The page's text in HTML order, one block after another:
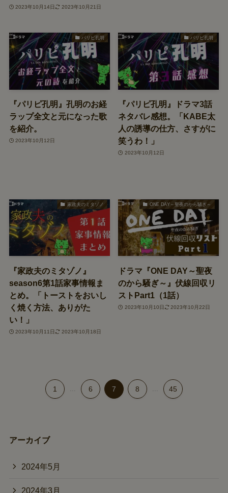
2023年10月14日 2023年10月21日
パリピ孔明
『パリピ孔明』孔明のお経
ラップ全文と元になった歌
を紹介。
2023年10月12日
パリピ孔明
『パリピ孔明』ドラマ3話
ネタバレ感想。「KABE太
人の誘導の仕方、さすがに
笑うわ！」
2023年10月12日
家政夫のミタゾノ
『家政夫のミタゾノ』
season6第1話家事情報ま
とめ。「トーストをおいし
く焼く方法、ありがた
い！」
2023年10月11日 2023年10月18日
ONE DAY～聖夜のから騒ぎ～
ドラマ『ONE DAY～聖夜
のから騒ぎ～』伏線回収リ
ストPart1（1話）
2023年10月10日 2023年10月22日
1 ... 6 7 8 ... 45
アーカイブ
2024年5月
2024年3月